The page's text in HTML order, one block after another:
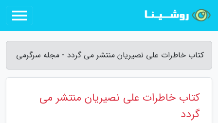
کتاب خاطرات علی نصیریان منتشر می گردد - مجله سرگرمی
کتاب خاطرات علی نصیریان منتشر می
گردد